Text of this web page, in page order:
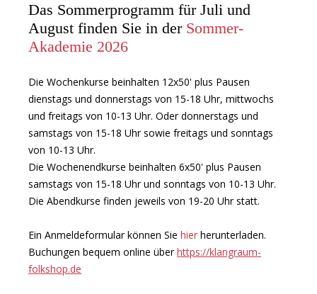
Das Sommerprogramm für Juli und
August finden Sie in der Sommer-
Akademie 2026
Die Wochenkurse beinhalten 12x50' plus Pausen
dienstags und donnerstags von 15-18 Uhr, mittwochs
und freitags von 10-13 Uhr. Oder donnerstags und
samstags von 15-18 Uhr sowie freitags und sonntags
von 10-13 Uhr.
Die Wochenendkurse beinhalten 6x50' plus Pausen
samstags von 15-18 Uhr und sonntags von 10-13 Uhr.
Die Abendkurse finden jeweils von 19-20 Uhr statt.
Ein Anmeldeformular können Sie hier herunterladen.
Buchungen bequem online überhttps://klangraum-
folkshop.de